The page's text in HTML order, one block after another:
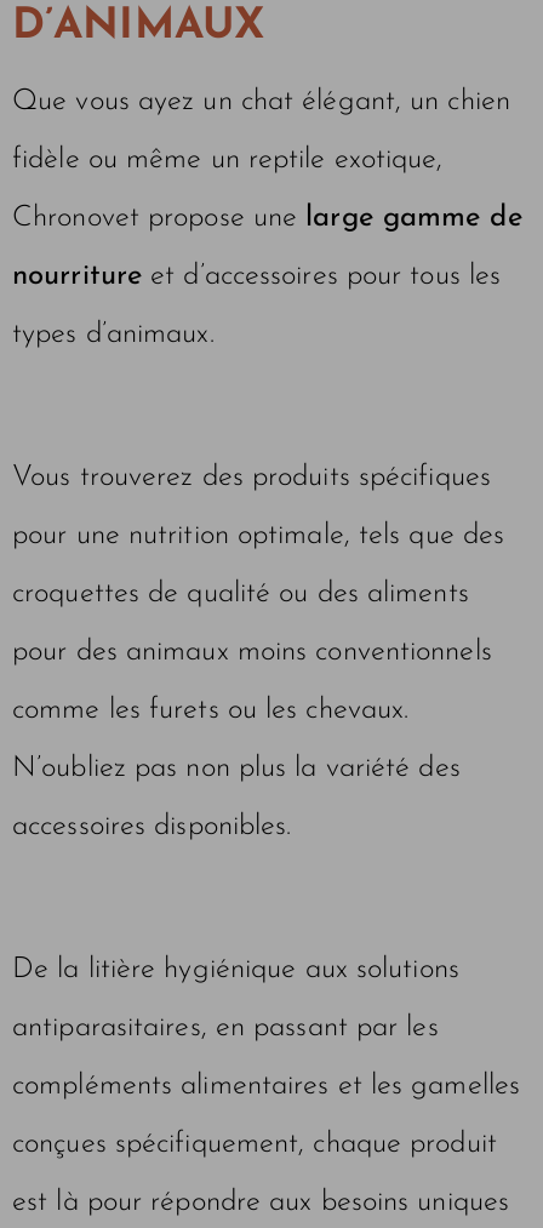
D’ANIMAUX
Que vous ayez un chat élégant, un chien
fidèle ou même un reptile exotique,
Chronovet propose une
large gamme de
nourriture et d’accessoires pour tous les
types d’animaux.
Vous trouverez des produits spécifiques
pour une nutrition optimale, tels que des
croquettes de qualité ou des aliments
pour des animaux moins conventionnels
comme les furets ou les chevaux.
N’oubliez pas non plus la variété des
accessoires disponibles.
De la litière hygiénique aux solutions
antiparasitaires, en passant par les
compléments alimentaires et les gamelles
conçues spécifiquement, chaque produit
est là pour répondre aux besoins uniques